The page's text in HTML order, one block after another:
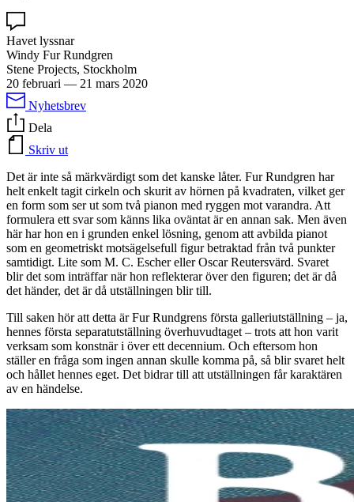
Havet lyssnar
Windy Fur Rundgren
Stene Projects, Stockholm
20 februari — 21 mars 2020
Nyhetsbrev
Dela
Skriv ut
Det är inte så märkvärdigt som det kanske låter. Fur Rundgren har
helt enkelt tagit cirkeln och skurit av hörnen på kvadraten, vilket ger
en form som ser ut som två pianon med ryggen mot varandra. Att
formulera ett svar som känns lika oväntat är en annan sak. Men även
här har hon en i grunden enkel lösning, genom att avbilda pianot
som en geometriskt motsägelsefull figur betraktad från två punkter
samtidigt. Lite som M. C. Escher eller Oscar Reutersvärd. Svaret
blir det som inträffar när hon reflekterar över den figuren; det är då
det händer, det är då utställningen blir till.
Till saken hör att detta är Fur Rundgrens första galleriutställning – ja,
hennes första separatutställning överhuvudtaget – trots att hon varit
verksam som konstnär i över ett decennium. Och eftersom hon
ställer en fråga som ingen annan skulle komma på, så blir svaret helt
och hållet hennes eget. Det bidrar till att utställningen får karaktären
av en händelse.